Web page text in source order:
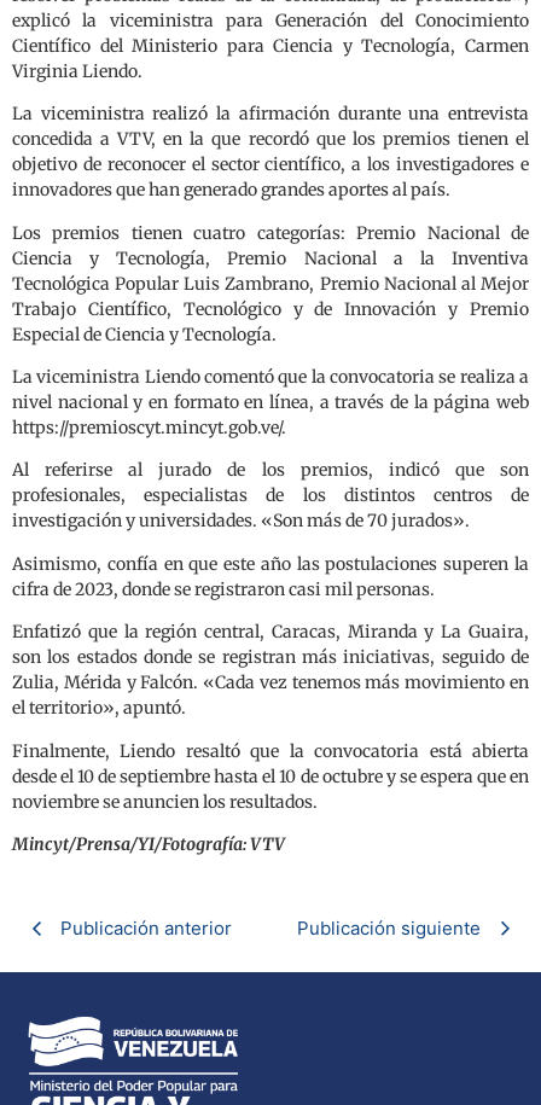
explicó la viceministra para Generación del Conocimiento
Científico del Ministerio para Ciencia y Tecnología, Carmen
Virginia Liendo.
La viceministra realizó la afirmación durante una entrevista
concedida a VTV, en la que recordó que los premios tienen el
objetivo de reconocer el sector científico, a los investigadores e
innovadores que han generado grandes aportes al país.
Los premios tienen cuatro categorías: Premio Nacional de
Ciencia y Tecnología, Premio Nacional a la Inventiva
Tecnológica Popular Luis Zambrano, Premio Nacional al Mejor
Trabajo Científico, Tecnológico y de Innovación y Premio
Especial de Ciencia y Tecnología.
La viceministra Liendo comentó que la convocatoria se realiza a
nivel nacional y en formato en línea, a través de la página web
https://premioscyt.mincyt.gob.ve/.
Al referirse al jurado de los premios, indicó que son
profesionales, especialistas de los distintos centros de
investigación y universidades. «Son más de 70 jurados».
Asimismo, confía en que este año las postulaciones superen la
cifra de 2023, donde se registraron casi mil personas.
Enfatizó que la región central, Caracas, Miranda y La Guaira,
son los estados donde se registran más iniciativas, seguido de
Zulia, Mérida y Falcón. «Cada vez tenemos más movimiento en
el territorio», apuntó.
Finalmente, Liendo resaltó que la convocatoria está abierta
desde el 10 de septiembre hasta el 10 de octubre y se espera que en
noviembre se anuncien los resultados.
Mincyt/Prensa/YI/Fotografía: VTV
Publicación anterior Publicación siguiente